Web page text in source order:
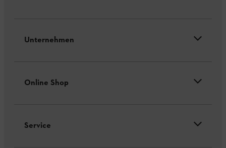
Unternehmen
Online Shop
Service